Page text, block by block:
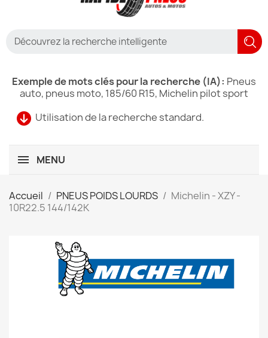
Utilisation de la recherche standard.
Exemple de mots clés pour la recherche (IA): Pneus
auto, pneus moto, 185/60 R15, Michelin pilot sport
MENU
Accueil PNEUS POIDS LOURDS
Michelin - XZY -
10R22.5 144/142K